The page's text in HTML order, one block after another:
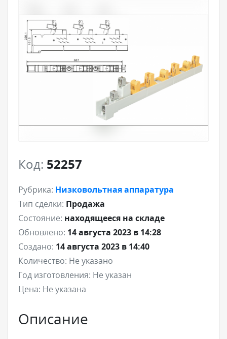
Код: 52257
Рубрика: Низковольтная аппаратура
Тип сделки: Продажа
Состояние: находящееся на складе
Обновлено: 14 августа 2023 в 14:28
Создано: 14 августа 2023 в 14:40
Количество: Не указано
Год изготовления: Не указан
Цена: Не указана
Описание